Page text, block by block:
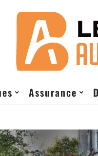
Assurance